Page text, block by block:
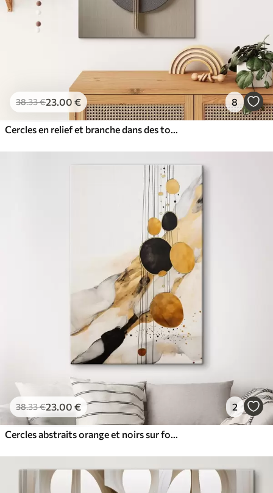
38.33€23.00 € 8
Cercles en relief et branche dans des tons neutres chauds
38.33€23.00 € 2
Cercles abstraits orange et noirs sur fond clair